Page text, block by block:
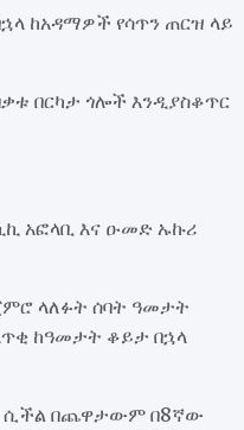
ከአዳማዎች የሳጥን ጠርዝ ላይ
በርካታ ጎሎች እንዲያስቆጥር
አፎላቢ እና ዑመድ ኡኩሪ
ላለፉት ሰባት ዓመታት
ከዓመታት ቆይታ በኋላ
ሲችል በጨዋታውም በ8ኛው